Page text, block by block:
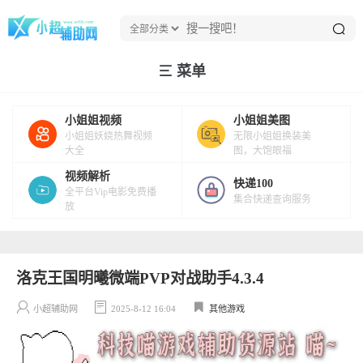
菜单
小姐姐视频
小姐姐妖娆热舞视频
大全
小姐姐美图
无限小姐姐换装美
图，大饱眼福
视频解析
全平台Vip电影免费播
放
快递100
集合快递查询服务
洛克王国明曦微端PVP对战助手4.3.4
小超辅助网 2025-8-12 16:04 其他游戏